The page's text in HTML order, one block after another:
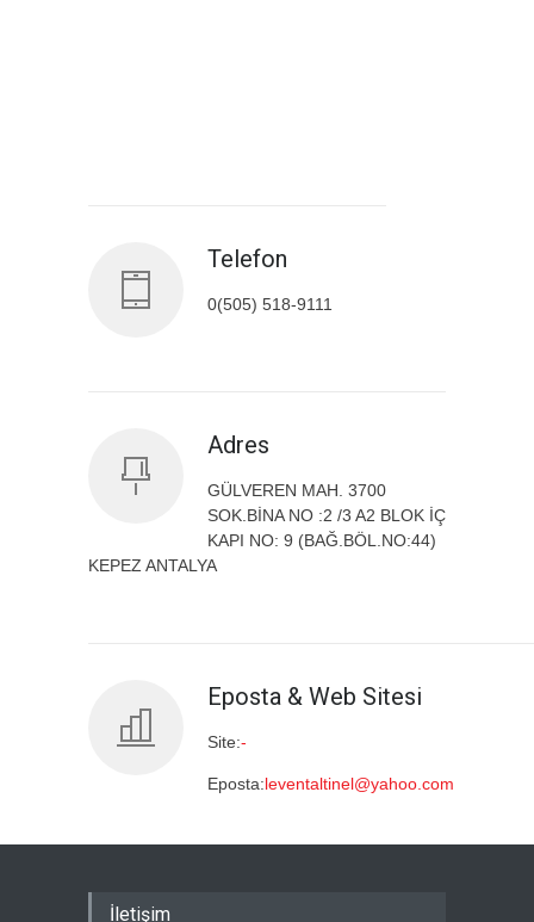
Telefon
0(505) 518-9111
Adres
GÜLVEREN MAH. 3700
SOK.BİNA NO :2 /3 A2 BLOK İÇ
KAPI NO: 9 (BAĞ.BÖL.NO:44)
KEPEZ ANTALYA
Eposta & Web Sitesi
Site:-
Eposta:leventaltinel@yahoo.com
İletişim